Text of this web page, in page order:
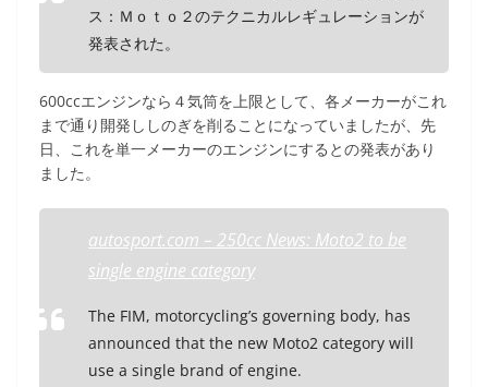
ス：Ｍｏｔｏ２のテクニカルレギュレーションが
発表された。
600ccエンジンなら４気筒を上限として、各メーカーがこれ
まで通り開発ししのぎを削ることになっていましたが、先
日、これを単一メーカーのエンジンにするとの発表があり
ました。
autosport.com – 250cc News: Moto2 to be
single engine category
The FIM, motorcycling’s governing body, has
announced that the new Moto2 category will
use a single brand of engine.